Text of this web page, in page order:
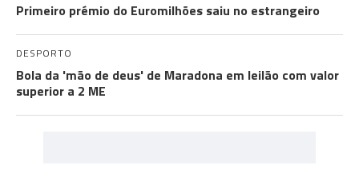
Primeiro prémio do Euromilhões saiu no estrangeiro
DESPORTO
Bola da 'mão de deus' de Maradona em leilão com valor
superior a 2 ME